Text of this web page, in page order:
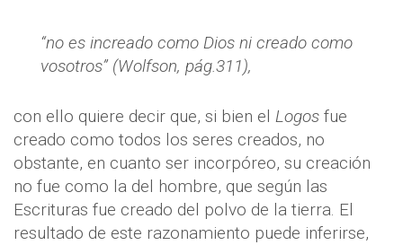
“no es increado como Dios ni creado como
vosotros” (Wolfson, pág.311),
con ello quiere decir que, si bien el Logos fue
creado como todos los seres creados, no
obstante, en cuanto ser incorpóreo, su creación
no fue como la del hombre, que según las
Escrituras fue creado del polvo de la tierra. El
resultado de este razonamiento puede inferirse,